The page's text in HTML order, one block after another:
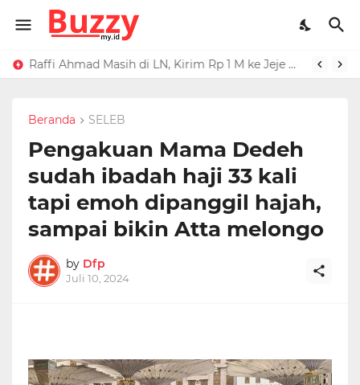
Raffi Ahmad Masih di LN, Kirim Rp 1 M ke Jeje Buat Korban Longsor Bandung BaratUcapan Iis Dahlia Buat Ressa Rizky Kena Mental, Tuding Penyebab Denada Diboikot: Gak Dapat Kerjaan
Beranda SELEB
Pengakuan Mama Dedeh
sudah ibadah haji 33 kali
tapi emoh dipanggil hajah,
sampai bikin Atta melongo
by Dfp
Juli 10, 2024